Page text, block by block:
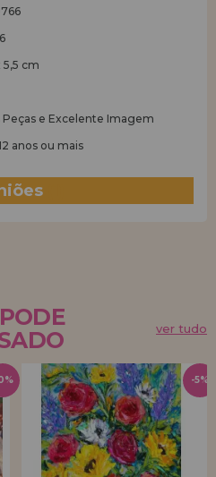
5,5 cm
Peças e Excelente Imagem
anos ou mais
ver tudo
-5%